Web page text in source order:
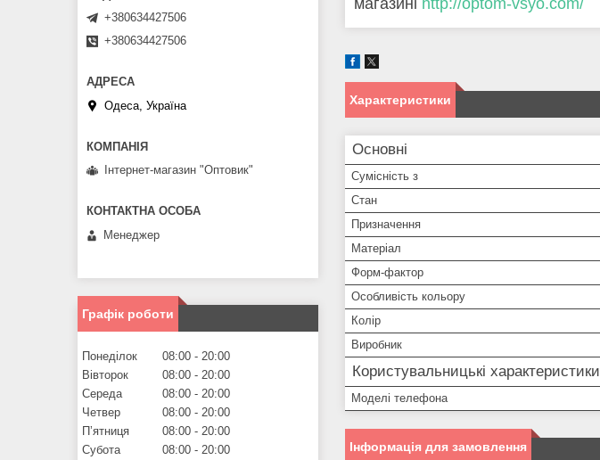
магазині http://optom-vsyo.com/
Характеристики
Основні
Сумісність з
Стан
Призначення
Матеріал
Форм-фактор
Особливість кольору
Колір
Виробник
Користувальницькі характеристики
Моделі телефона
Інформація для замовлення
+380634427506
+380634427506
Одеса, Україна
Інтернет-магазин "Оптовик"
Менеджер
Графік роботи
Понеділок 08:00
20:00
Вівторок
08:00
20:00
Середа
08:00
20:00
Четвер
08:00
20:00
Пʼятниця
08:00
20:00
Субота
08:00
20:00